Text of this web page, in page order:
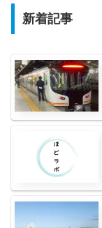
新着記事